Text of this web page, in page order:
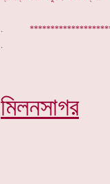
.
মিলনসাগর